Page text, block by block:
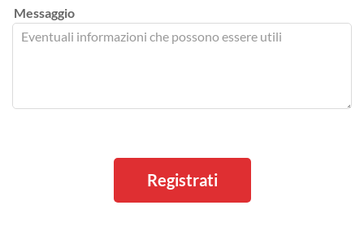
Messaggio
Registrati